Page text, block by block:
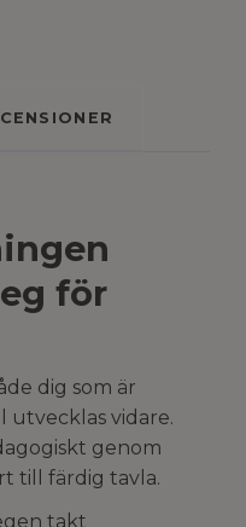
för
dig som är
utvecklas vidare.
genom
till färdig tavla.
takt